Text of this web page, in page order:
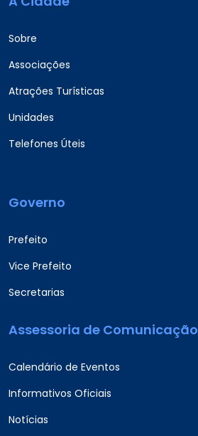
Sobre
Associações
Atrações Turísticas
Unidades
Telefones Úteis
Governo
Prefeito
Vice Prefeito
Secretarias
Assessoria de Comunicação
Calendário de Eventos
Informativos Oficiais
Notícias